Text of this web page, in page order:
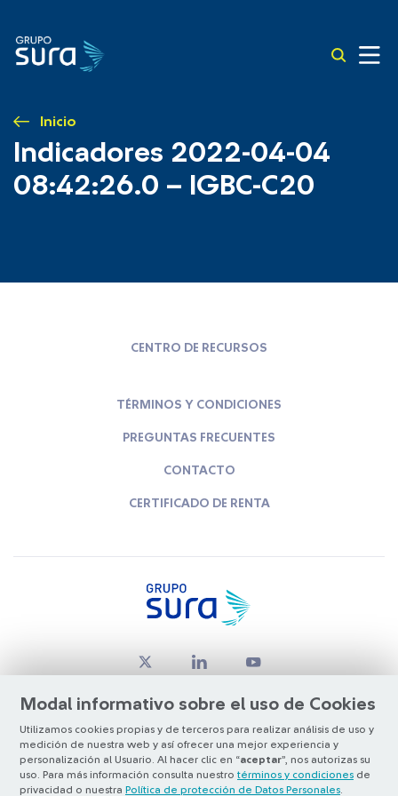
Inicio
Indicadores 2022-04-04
08:42:26.0 – IGBC-C20
Modal informativo sobre el uso de Cookies
Utilizamos cookies propias y de terceros para realizar análisis de uso y
medición de nuestra web y así ofrecer una mejor experiencia y
personalización al Usuario. Al hacer clic en “aceptar”, nos autorizas su
uso. Para más información consulta nuestro términos y condiciones de
privacidad o nuestra Política de protección de Datos Personales
CENTRO DE RECURSOS
TÉRMINOS Y CONDICIONES
PREGUNTAS FRECUENTES
CONTACTO
CERTIFICADO DE RENTA
© Copyright Grupo SURA 2026